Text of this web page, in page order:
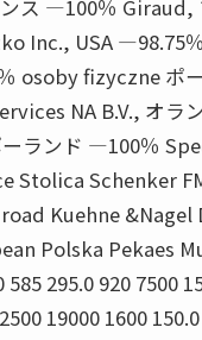
ス ―100％ Giraud,
Inc., USA ―98.75
osoby fizyczne ポ
NA B.V., オラ
ランド ―100％
Stolica Schenker
Kuehne &Nagel
Polska Pekaes
585 295.0 920 7500
19000 1600